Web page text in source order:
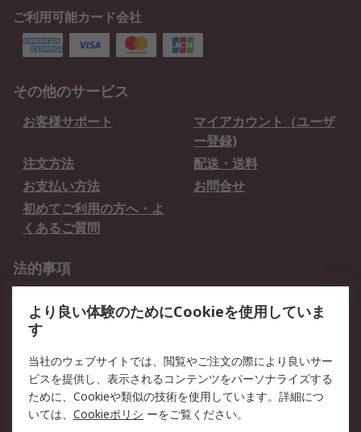
ご利用可能カード会社
その他のサービス
お客様サポート
マイアカウント（ユーザ
ー登録)
注文方法
配送・送料
お支払い方法
お問合せ
初めてご利用の方へ・よ
くあるご質問
法的事項
クッキーポリシー
RSについて
会社概要
採用情報
プレスリリース＆お知ら
コーポレートサイト
より良い体験のためにCookieを使用していま
す
当社のウェブサイトでは、閲覧やご注文の際により良いサー
ビスを提供し、表示されるコンテンツをパーソナライズする
ために、Cookieや類似の技術を使用しています。詳細につ
いては、 Cookieポリシ ーをご覧ください。